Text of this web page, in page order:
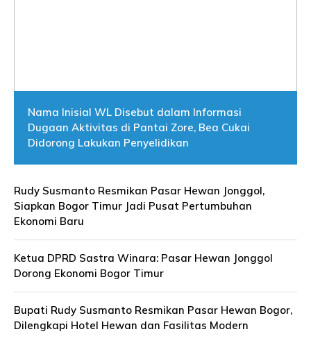
Nama Inisial WL Disebut dalam Informasi
Dugaan Aktivitas di Pantai Zore, Bea Cukai
Didorong Lakukan Penyelidikan
Rudy Susmanto Resmikan Pasar Hewan Jonggol,
Siapkan Bogor Timur Jadi Pusat Pertumbuhan
Ekonomi Baru
Ketua DPRD Sastra Winara: Pasar Hewan Jonggol
Dorong Ekonomi Bogor Timur
Bupati Rudy Susmanto Resmikan Pasar Hewan Bogor,
Dilengkapi Hotel Hewan dan Fasilitas Modern